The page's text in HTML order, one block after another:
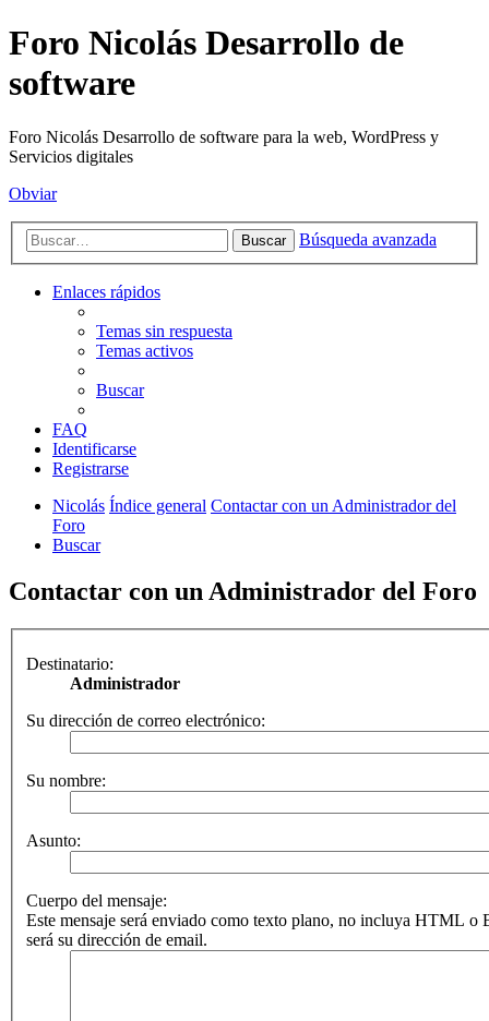
Foro Nicolás Desarrollo de
software
Foro Nicolás Desarrollo de software para la web, WordPress y
Servicios digitales
Obviar
Buscar Búsqueda avanzada
Enlaces rápidos
Temas sin respuesta
Temas activos
Buscar
FAQ
Identificarse
Registrarse
Nicolás Índice general Contactar con un Administrador del
Foro
Buscar
Contactar con un Administrador del Foro
Destinatario:
Administrador
Su dirección de correo electrónico:
Su nombre:
Asunto:
Cuerpo del mensaje:
Este mensaje será enviado como texto plano, no incluya HTML o
será su dirección de email.